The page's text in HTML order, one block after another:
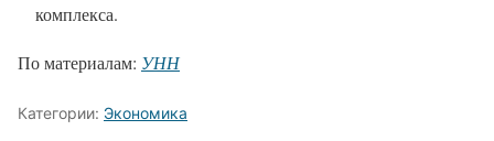
комплекса.
По материалам: УНН
Категории: Экономика